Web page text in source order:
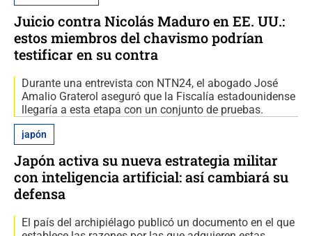
Juicio contra Nicolás Maduro en EE. UU.:
estos miembros del chavismo podrían
testificar en su contra
Durante una entrevista con NTN24, el abogado José
Amalio Graterol aseguró que la Fiscalía estadounidense
llegaría a esta etapa con un conjunto de pruebas.
japón
Japón activa su nueva estrategia militar
con inteligencia artificial: así cambiará su
defensa
El país del archipiélago publicó un documento en el que